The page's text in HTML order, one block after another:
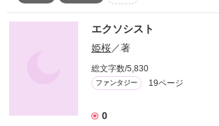
獄の日々だけ。
「お前なんかあっちに行け！」
だから、俺はもう誰も信用しないって決めた
エクソシスト
姫桜／著
総文字数/5,830
ファンタジー 19ページ
0